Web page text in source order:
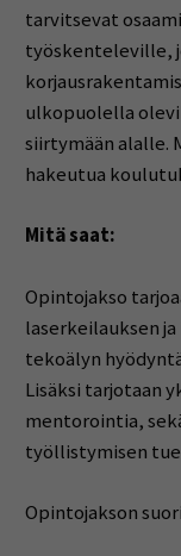
tarvitsevat
työskenteleville,
ulkopuolella
siirtymään alalle.
hakeutua
Mitä saat:
Opintojakso
laserkeilauksen
tekoälyn
Lisäksi tarjotaan
mentorointia,
työllistymisen
Opintojakson